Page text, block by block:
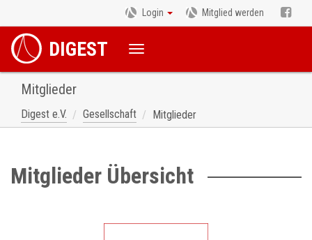
Login Mitglied werden
DIGEST
Mitglieder
Digest e.V. Gesellschaft Mitglieder
Mitglieder Übersicht